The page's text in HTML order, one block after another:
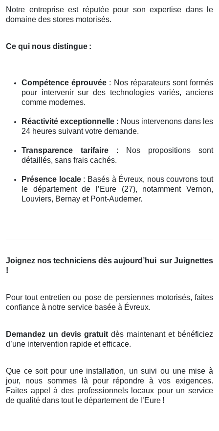
Notre entreprise est réputée pour son expertise dans le
domaine des stores motorisés.
Ce qui nous distingue :
Compétence éprouvée : Nos réparateurs sont formés
pour intervenir sur des technologies variés, anciens
comme modernes.
Réactivité exceptionnelle : Nous intervenons dans les
24 heures suivant votre demande.
Transparence tarifaire : Nos propositions sont
détaillés, sans frais cachés.
Présence locale: Basés à Évreux, nous couvrons tout
le département de l’Eure (27), notamment Vernon,
Louviers, Bernay et Pont-Audemer.
Joignez nos techniciens dès aujourd’hui sur Juignettes
!
Pour tout entretien ou pose de persiennes motorisés, faites
confiance à notre service basée à Évreux.
Demandez un devis gratuit dès maintenant et bénéficiez
d’une intervention rapide et efficace.
Que ce soit pour une installation, un suivi ou une mise à
jour, nous sommes là pour répondre à vos exigences.
Faites appel à des professionnels locaux pour un service
de qualité dans tout le département de l’Eure !